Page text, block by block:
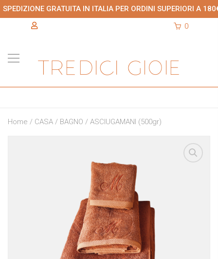
SPEDIZIONE GRATUITA IN ITALIA PER ORDINI SUPERIORI A
0
Home / CASA/ BAGNO / ASCIUGAMANI (500gr)